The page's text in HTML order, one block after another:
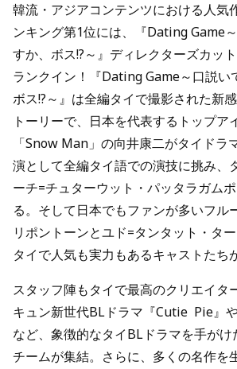
韓流・アジアコンテンツにおける人気
ンキング第1位には、『Dating Game
すか、ボス!?～』ディレクターズカッ
ランクイン！『Dating Game～口説い
ボス!?～』は全編タイで撮影された新
トーリーで、日本を代表するトップア
「Snow Man」の向井康二がタイドラ
演として全編タイ語での演技に挑み、
ーチ=チュターウット・パッタラガム
る。そして日本でもファンが多いフル
リポントーンとユド=タンタット・タ
タイで人気も実力もあるキャストたち
スタッフ陣もタイで最高のクリエイタ
キュン新世代BLドラマ『Cutie Pie』
など、象徴的なタイBLドラマを手が
チームが集結。さらに、多くの名作を